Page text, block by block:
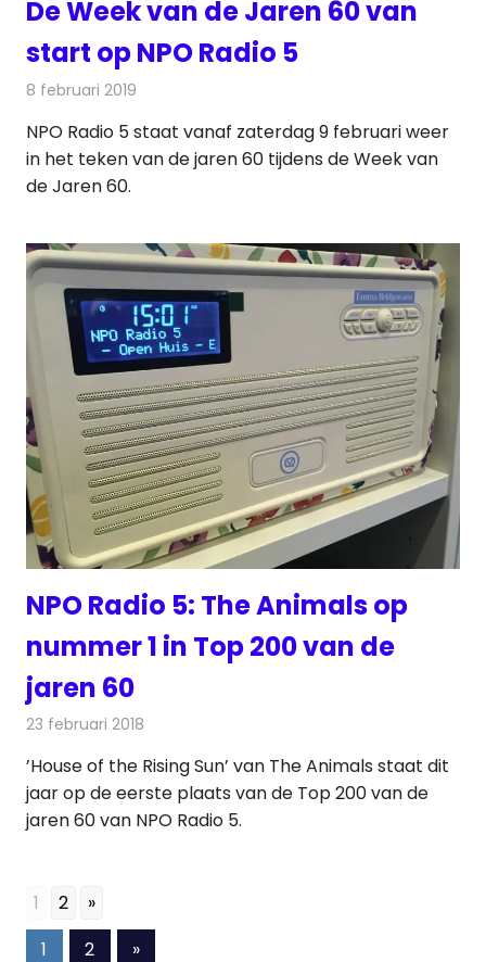
De Week van de Jaren 60 van
start op NPO Radio 5
8 februari 2019
NPO Radio 5 staat vanaf zaterdag 9 februari weer
in het teken van de jaren 60 tijdens de Week van
de Jaren 60.
NPO Radio 5: The Animals op
nummer 1 in Top 200 van de
jaren 60
23 februari 2018
’House of the Rising Sun’ van The Animals staat dit
jaar op de eerste plaats van de Top 200 van de
jaren 60 van NPO Radio 5.
1 2 »
Berichten
1 2 Volgende
»